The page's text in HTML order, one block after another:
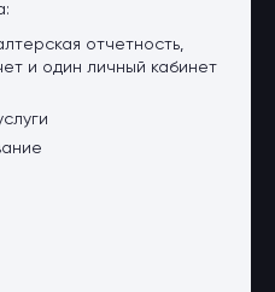
отчетность,
и один личный кабинет